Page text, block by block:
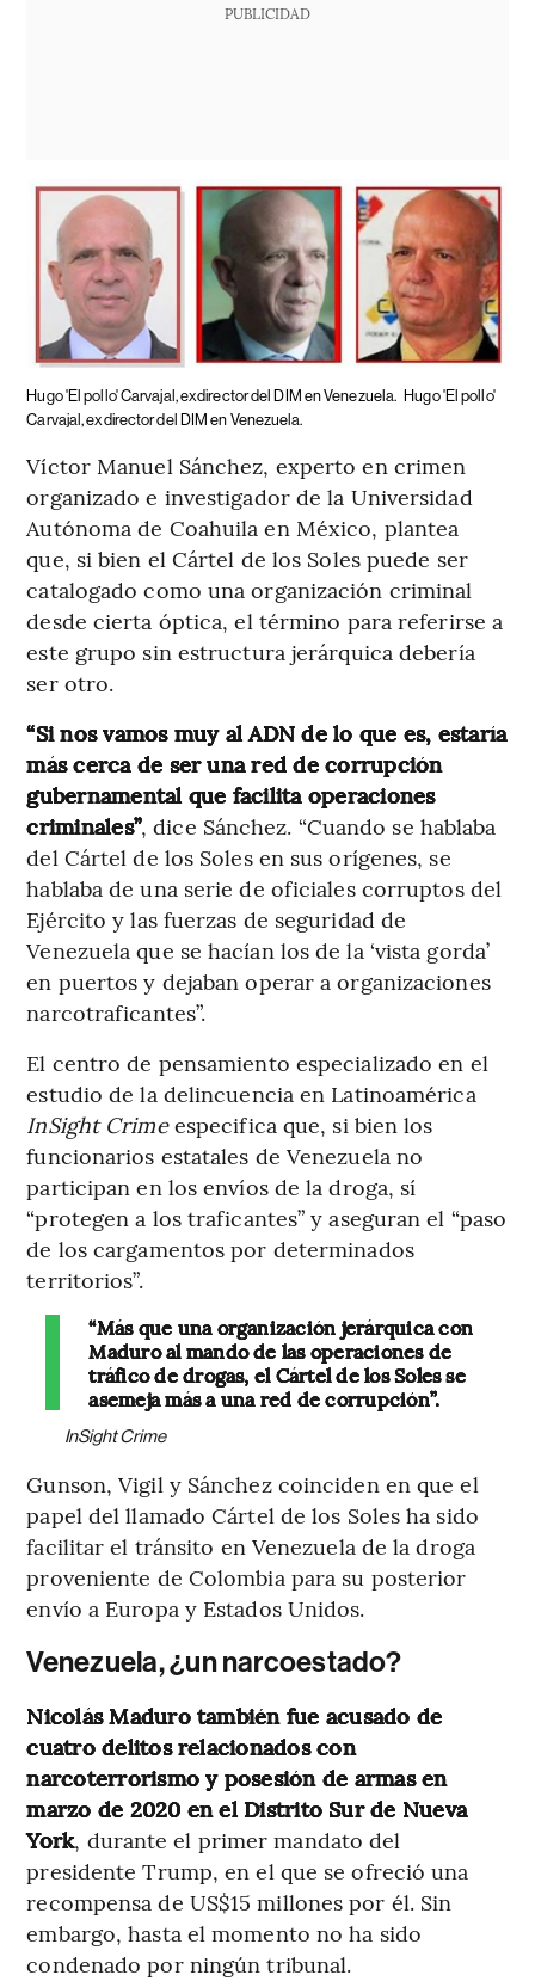
PUBLICIDAD
Hugo 'El pollo' Carvajal, exdirector del DIM en Venezuela. Hugo 'El pollo'
Carvajal, exdirector del DIM en Venezuela.
Víctor Manuel Sánchez, experto en crimen
organizado e investigador de la Universidad
Autónoma de Coahuila en México, plantea
que, si bien el Cártel de los Soles puede ser
catalogado como una organización criminal
desde cierta óptica, el término para referirse a
este grupo sin estructura jerárquica debería
ser otro.
“Si nos vamos muy al ADN de lo que es, estaría
más cerca de ser una red de corrupción
gubernamental que facilita operaciones
criminales”, dice Sánchez. “Cuando se hablaba
del Cártel de los Soles en sus orígenes, se
hablaba de una serie de oficiales corruptos del
Ejército y las fuerzas de seguridad de
Venezuela que se hacían los de la ‘vista gorda’
en puertos y dejaban operar a organizaciones
narcotraficantes”.
El centro de pensamiento especializado en el
estudio de la delincuencia en Latinoamérica
InSight Crimeespecifica que, si bien los
funcionarios estatales de Venezuela no
participan en los envíos de la droga, sí
“protegen a los traficantes” y aseguran el “paso
de los cargamentos por determinados
territorios”.
“Más que una organización jerárquica con
Maduro al mando de las operaciones de
tráfico de drogas, el Cártel de los Soles se
asemeja más a una red de corrupción”.
InSight Crime
Gunson, Vigil y Sánchez coinciden en que el
papel del llamado Cártel de los Soles ha sido
facilitar el tránsito en Venezuela de la droga
proveniente de Colombia para su posterior
envío a Europa y Estados Unidos.
Venezuela, ¿un narcoestado?
Nicolás Maduro también fue acusado de
cuatro delitos relacionados con
narcoterrorismo y posesión de armas en
marzo de 2020 en el Distrito Sur de Nueva
York, durante el primer mandato del
presidente Trump, en el que se ofreció una
recompensa de US$15 millones por él. Sin
embargo, hasta el momento no ha sido
condenado por ningún tribunal.